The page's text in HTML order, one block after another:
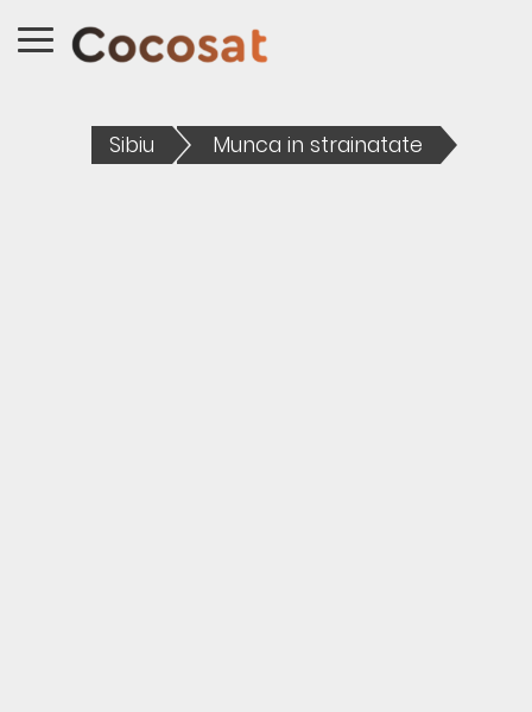
Sibiu Munca in strainatate